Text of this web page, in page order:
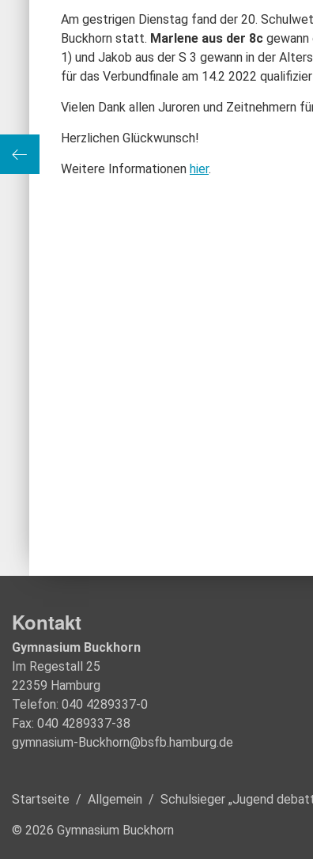
Am gestrigen Dienstag fand der 20.
Buckhorn statt. Marlene aus der 8c
1) und Jakob aus der S 3 gewann in der
für das Verbundfinale am 14.2 2022
Vielen Dank allen Juroren und Zeitnehmern
Herzlichen Glückwunsch!
Weitere Informationen hier.
Kontakt
Gymnasium Buckhorn
Im Regestall 25
22359 Hamburg
Telefon: 040 4289337-0
Fax: 040 4289337-38
gymnasium-Buckhorn@bsfb.hamburg.de
Startseite / Allgemein / Schulsieger „Jugend
© 2026 Gymnasium Buckhorn